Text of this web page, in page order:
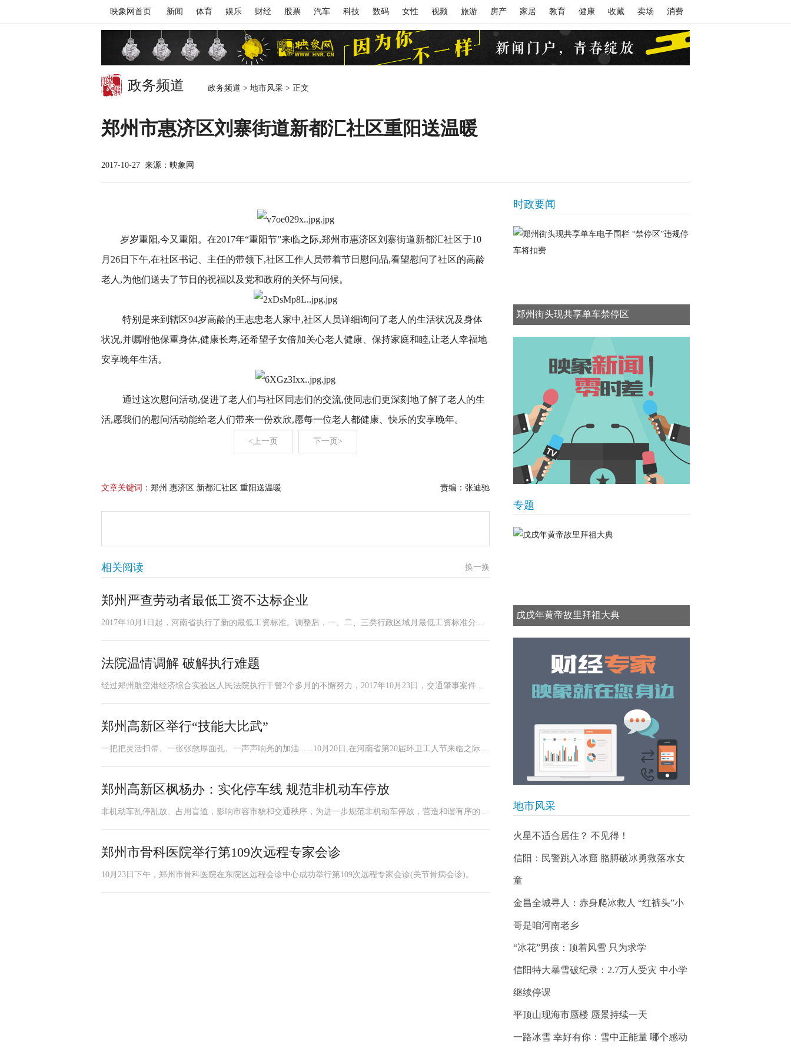
映象网首页 新闻 体育 娱乐 财经 股票 汽车 科技 数码 女性 视频 旅游 房产 家居 教育 健康 收藏 卖场 消费
政务频道 政务频道 > 地市风采 > 正文
郑州市惠济区刘寨街道新都汇社区重阳送温暖
2017-10-27 来源：映象网
岁岁重阳,今又重阳。在2017年“重阳节”来临之际,郑州市惠济区刘寨街道新都汇社区于10
月26日下午,在社区书记、主任的带领下,社区工作人员带着节日慰问品,看望慰问了社区的高龄
老人,为他们送去了节日的祝福以及党和政府的关怀与问候。
特别是来到辖区94岁高龄的王志忠老人家中,社区人员详细询问了老人的生活状况及身体
状况,并嘱咐他保重身体,健康长寿,还希望子女倍加关心老人健康、保持家庭和睦,让老人幸福地
安享晚年生活。
通过这次慰问活动,促进了老人们与社区同志们的交流,使同志们更深刻地了解了老人的生
活,愿我们的慰问活动能给老人们带来一份欢欣,愿每一位老人都健康、快乐的安享晚年。
<上一页 下一页>
文章关键词： 郑州 惠济区 新都汇社区 重阳送温暖 责编：张迪驰
相关阅读 换一换
郑州严查劳动者最低工资不达标企业
2017年10月1日起，河南省执行了新的最低工资标准。调整后，一、二、三类行政区域月最低工资标准分...
法院温情调解 破解执行难题
​经过郑州航空港经济综合实验区人民法院执行干警2个多月的不懈努力，2017年10月23日，交通肇事案件...
郑州高新区举行“技能大比武”
一把把灵活扫帚、一张张憨厚面孔、一声声响亮的加油......10月20日,在河南省第20届环卫工人节来临之际...
郑州高新区枫杨办：实化停车线 规范非机动车停放
非机动车乱停乱放、占用盲道，影响市容市貌和交通秩序，为进一步规范非机动车停放，营造和谐有序的...
郑州市骨科医院举行第109次远程专家会诊
10月23日下午，郑州市骨科医院在东院区远程会诊中心成功举行第109次远程专家会诊(关节骨病会诊)。
时政要闻
郑州街头现共享单车禁停区
专题
戊戌年黄帝故里拜祖大典
地市风采
火星不适合居住？ 不见得！
信阳：民警跳入冰窟 胳膊破冰勇救落水女
童
金昌全城寻人：赤身爬冰救人 “红裤头”小
哥是咱河南老乡
“冰花”男孩：顶着风雪 只为求学
信阳特大暴雪破纪录：2.7万人受灾 中小学
继续停课
平顶山现海市蜃楼 蜃景持续一天
一路冰雪 幸好有你：雪中正能量 哪个感动